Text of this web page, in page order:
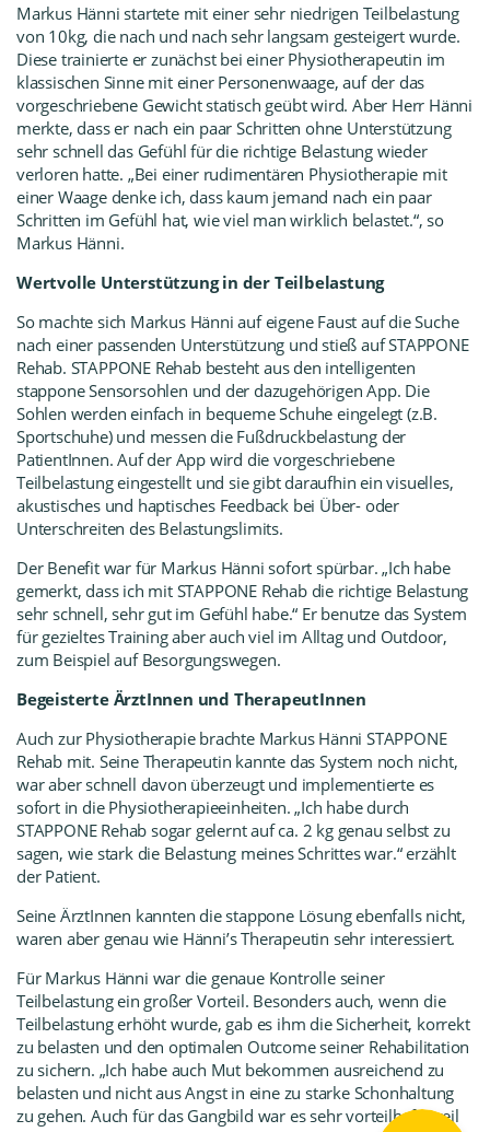
Markus Hänni startete mit einer sehr niedrigen Teilbelastung
von 10kg, die nach und nach sehr langsam gesteigert wurde.
Diese trainierte er zunächst bei einer Physiotherapeutin im
klassischen Sinne mit einer Personenwaage, auf der das
vorgeschriebene Gewicht statisch geübt wird. Aber Herr Hänni
merkte, dass er nach ein paar Schritten ohne Unterstützung
sehr schnell das Gefühl für die richtige Belastung wieder
verloren hatte. „Bei einer rudimentären Physiotherapie mit
einer Waage denke ich, dass kaum jemand nach ein paar
Schritten im Gefühl hat, wie viel man wirklich belastet.“, so
Markus Hänni.
Wertvolle Unterstützung in der Teilbelastung
So machte sich Markus Hänni auf eigene Faust auf die Suche
nach einer passenden Unterstützung und stieß auf STAPPONE
Rehab. STAPPONE Rehab besteht aus den intelligenten
stappone Sensorsohlen und der dazugehörigen App. Die
Sohlen werden einfach in bequeme Schuhe eingelegt (z.B.
Sportschuhe) und messen die Fußdruckbelastung der
PatientInnen. Auf der App wird die vorgeschriebene
Teilbelastung eingestellt und sie gibt daraufhin ein visuelles,
akustisches und haptisches Feedback bei Über- oder
Unterschreiten des Belastungslimits.
Der Benefit war für Markus Hänni sofort spürbar. „Ich habe
gemerkt, dass ich mit STAPPONE Rehab die richtige Belastung
sehr schnell, sehr gut im Gefühl habe.“ Er benutze das System
für gezieltes Training aber auch viel im Alltag und Outdoor,
zum Beispiel auf Besorgungswegen.
Begeisterte ÄrztInnen und TherapeutInnen
Auch zur Physiotherapie brachte Markus Hänni STAPPONE
Rehab mit. Seine Therapeutin kannte das System noch nicht,
war aber schnell davon überzeugt und implementierte es
sofort in die Physiotherapieeinheiten. „Ich habe durch
STAPPONE Rehab sogar gelernt auf ca. 2 kg genau selbst zu
sagen, wie stark die Belastung meines Schrittes war.“ erzählt
der Patient.
Seine ÄrztInnen kannten die stappone Lösung ebenfalls nicht,
waren aber genau wie Hänni’s Therapeutin sehr interessiert.
Für Markus Hänni war die genaue Kontrolle seiner
Teilbelastung ein großer Vorteil. Besonders auch, wenn die
Teilbelastung erhöht wurde, gab es ihm die Sicherheit, korrekt
zu belasten und den optimalen Outcome seiner Rehabilitation
zu sichern. „Ich habe auch Mut bekommen ausreichend zu
belasten und nicht aus Angst in eine zu starke Schonhaltung
zu gehen. Auch für das Gangbild war es sehr vorteilhaft, weil